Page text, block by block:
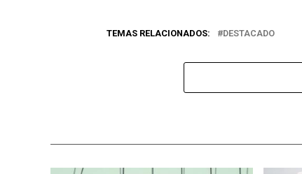
TEMAS RELACIONADOS: DESTACADO